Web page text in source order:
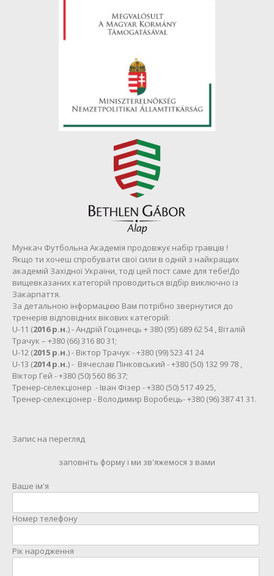
Мункач Футбольна Академія продовжує набір гравців !
Якщо ти хочеш спробувати свої сили в одній з найкращих
академій Західної України, тоді цей пост саме для тебе!До
вищевказаних категорій проводиться відбір виключно із
Закарпаття.
За детальною інформацією Вам потрібно звернутися до
тренерів відповідних вікових категорій:
U-11 (2016 р.н.) - Андрій Гоцинець + 380 (95) 689 62 54 , Віталій
Трачук – +380 (66) 316 80 31;
U-12 (2015 р.н.) - Віктор Трачук - +380 (99) 523 41 24
U-13 (2014 р.н.) - Вячеслав Пінковський - +380 (50) 132 99 78 ,
Віктор Гей - +380 (50) 560 86 37;
Тренер-селекціонер - Іван Фізер - +380 (50) 517 49 25,
Тренер-селекціонер - Володимир Воробець- +380 (96) 387 41 31.
Запис на перегляд
заповніть форму і ми зв'яжемося з вами
Ваше ім'я
Номер телефону
Рік народження